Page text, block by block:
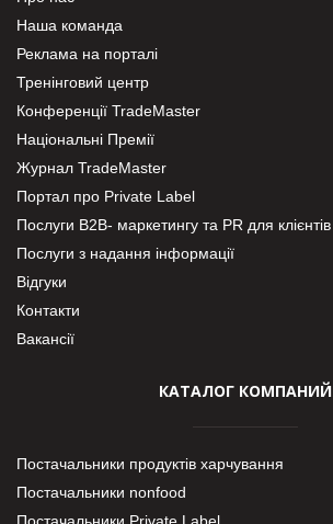
Наша команда
Реклама на порталі
Тренінговий центр
Конференції TradeMaster
Національні Премії
Журнал TradeMaster
Портал про Private Label
Послуги В2В- маркетингу та PR для клієнтів
Послуги з надання інформації
Відгуки
Контакти
Вакансії
КАТАЛОГ КОМПАНИЙ
Постачальники продуктів харчування
Постачальники nonfood
Постачальники Private Label